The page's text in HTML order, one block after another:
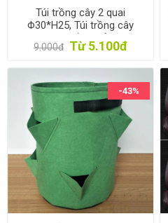
Túi trồng cây 2 quai
Φ30*H25, Túi trồng cây
công trình bằng Vải địa kỹ
thuật không dệt
9.000đ Từ 5.100đ
-43%